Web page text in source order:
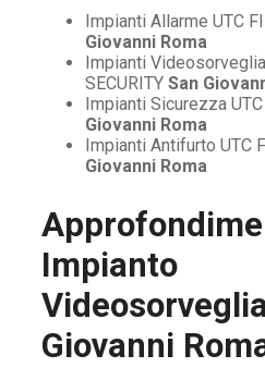
Impianti Allarme UTC
Giovanni Roma
Impianti
SECURITY San
Impianti Sicurezza
Giovanni Roma
Impianti Antifurto UTC
Giovanni Roma
Impianto
Giovanni